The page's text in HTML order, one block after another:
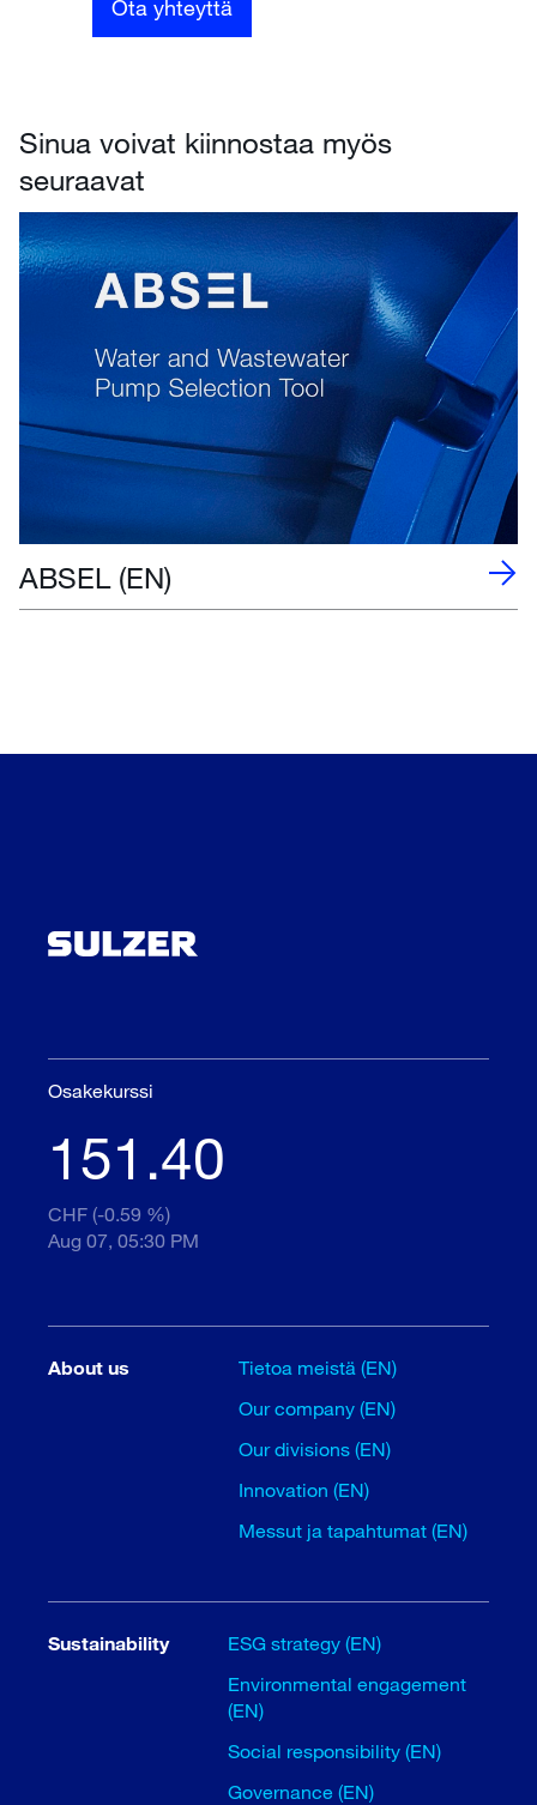
Ota yhteyttä
Sinua voivat kiinnostaa myös
seuraavat
ABSEL (EN)
Osakekurssi
151.40
CHF (-0.59 %)
Aug 07, 05:30 PM
About us
Tietoa meistä (EN)
Our company (EN)
Our divisions (EN)
Innovation (EN)
Messut ja tapahtumat (EN)
Sustainability
ESG strategy (EN)
Environmental engagement
(EN)
Social responsibility (EN)
Governance (EN)